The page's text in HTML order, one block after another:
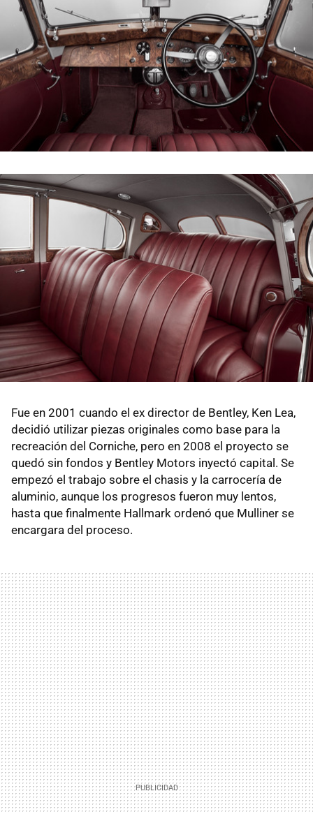
Fue en 2001 cuando el ex director de Bentley, Ken Lea,
decidió utilizar piezas originales como base para la
recreación del Corniche, pero en 2008 el proyecto se
quedó sin fondos y Bentley Motors inyectó capital. Se
empezó el trabajo sobre el chasis y la carrocería de
aluminio, aunque los progresos fueron muy lentos,
hasta que finalmente Hallmark ordenó que Mulliner se
encargara del proceso.